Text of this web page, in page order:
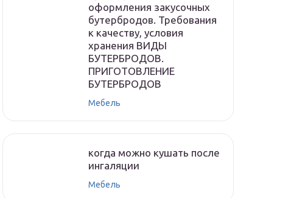
оформления закусочных
бутербродов. Требования
к качеству, условия
хранения ВИДЫ
БУТЕРБРОДОВ.
ПРИГОТОВЛЕНИЕ
БУТЕРБРОДОВ
Мебель
когда можно кушать после
ингаляции
Мебель